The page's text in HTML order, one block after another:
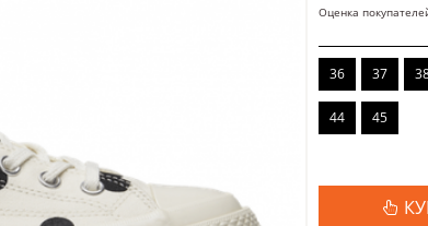
Оценка
36 37
44 45